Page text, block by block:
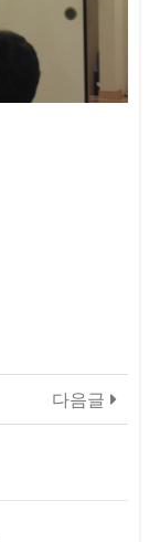
다음글